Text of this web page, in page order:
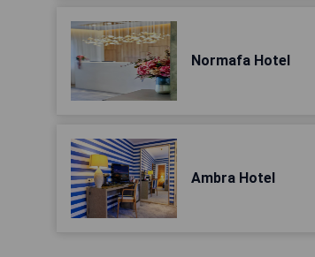
Normafa Hotel
Ambra Hotel